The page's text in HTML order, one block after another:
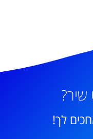
לך!